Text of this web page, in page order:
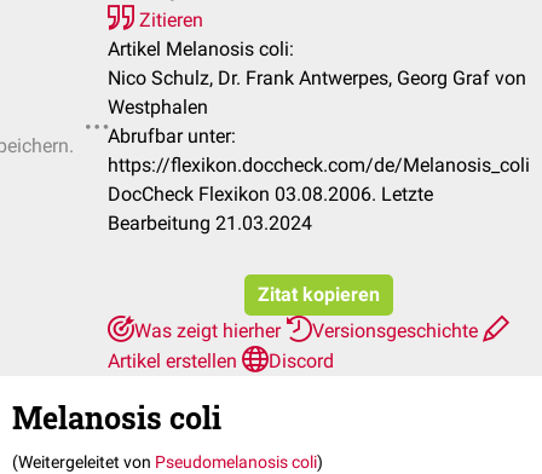
Zitieren
Artikel Melanosis coli:
Nico Schulz, Dr. Frank Antwerpes, Georg Graf von
Westphalen
Abrufbar unter:
https://flexikon.doccheck.com/de/Melanosis_coli
DocCheck Flexikon 03.08.2006. Letzte
Bearbeitung 21.03.2024
Zitat kopieren
Was zeigt hierher
Versionsgeschichte
Artikel erstellen
Discord
Melanosis coli
(Weitergeleitet von Pseudomelanosis coli)